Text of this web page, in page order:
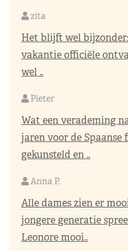
zita
Het blijft wel
vakantie officiële
wel ..
Pieter
Wat een verademing
jaren voor de
gekunsteld en ..
Anna P.
Alle dames zien er
jongere generatie
Leonore mooi..